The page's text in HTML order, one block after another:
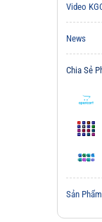
Video
News
Chia Sẻ
Sản